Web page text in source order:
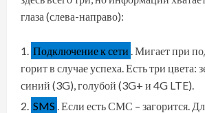
глаза (слева-направо):
Подключение к сети . Мигает при
горит в случае успеха. Есть три цвета:
синий (3G), голубой (3G+ и 4G LTE).
SMS . Если есть СМС – загорится.